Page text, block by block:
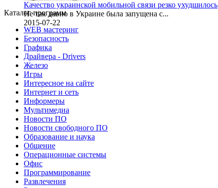
Качество украинской мобильной связи резко ухудшилось
Не так давно в Украине была запущена с...
2015-07-22
Каталог программ
WEB мастеринг
Безопасность
Графика
Драйвера - Drivers
Железо
Игры
Интересное на сайте
Интернет и сеть
Информеры
Мультимедиа
Новости ПО
Новости свободного ПО
Образование и наука
Общение
Операционные системы
Офис
Программирование
Развлечения